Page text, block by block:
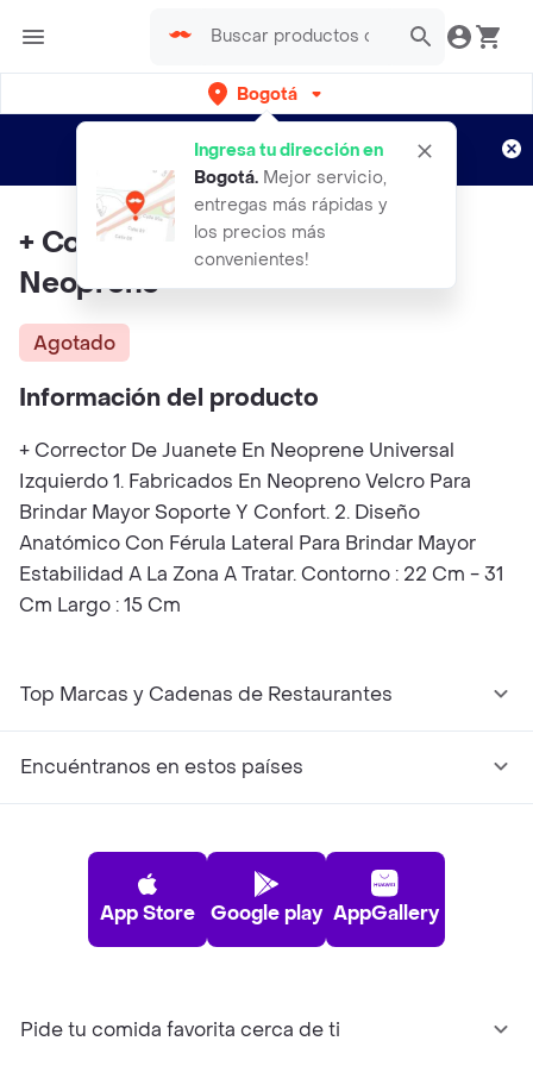
Bogotá
Ingresa tu dirección en
Bogotá. Mejor servicio,
entregas más rápidas y
los precios más
convenientes!
envíos gratis por semanas
Aplican TyC
+ Corrector De Juanete En
Neoprene
Agotado
Información del producto
+ Corrector De Juanete En Neoprene Universal
Izquierdo 1. Fabricados En Neopreno Velcro Para
Brindar Mayor Soporte Y Confort. 2. Diseño
Anatómico Con Férula Lateral Para Brindar Mayor
Estabilidad A La Zona A Tratar. Contorno : 22 Cm - 31
Cm Largo : 15 Cm
Top Marcas y Cadenas de Restaurantes
Encuéntranos en estos países
App Store Google play AppGallery
Pide tu comida favorita cerca de ti